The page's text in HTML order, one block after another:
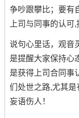
争吵跟攀比；要有
上司与同事的认可
说句心里话，观音
是提醒大家保持心
是获得上司合同事
们处世之路,尤其
妄语伤人！